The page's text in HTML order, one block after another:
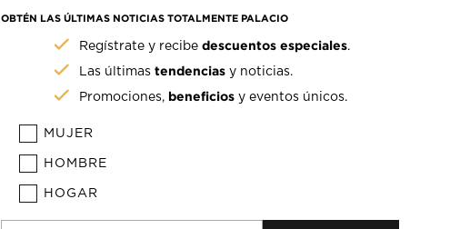
OBTÉN LAS ÚLTIMAS NOTICIAS TOTALMENTE PALACIO
Regístrate y recibedescuentos especiales.
Las últimastendencias y noticias.
Promociones, beneficios y eventos únicos.
MUJER
HOMBRE
HOGAR